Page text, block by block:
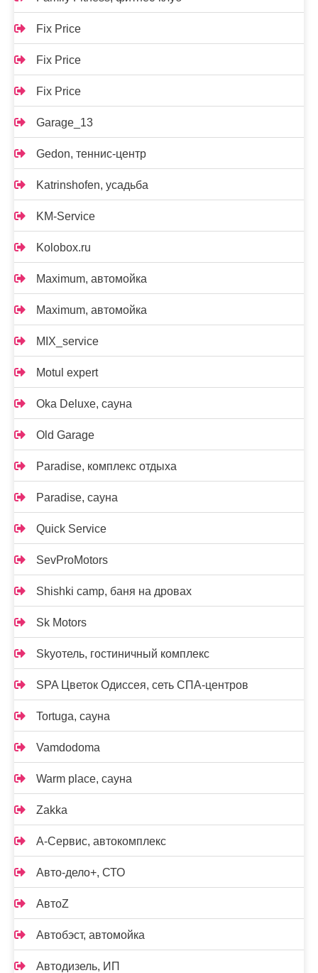
Fix Price
Fix Price
Fix Price
Garage_13
Gedon, теннис-центр
Katrinshofen, усадьба
KM-Service
Kolobox.ru
Maximum, автомойка
Maximum, автомойка
MIX_service
Motul expert
Oka Deluxe, сауна
Old Garage
Paradise, комплекс отдыха
Paradise, сауна
Quick Service
SevProMotors
Shishki camp, баня на дровах
Sk Motors
Skyотель, гостиничный комплекс
SPA Цветок Одиссея, сеть СПА-центров
Tortuga, сауна
Vamdodoma
Warm place, сауна
Zakka
А-Сервис, автокомплекс
Авто-дело+, СТО
АвтоZ
Автобэст, автомойка
Автодизель, ИП